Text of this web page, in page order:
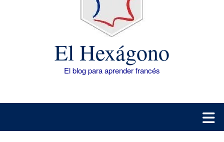
El Hexágono
El blog para aprender francés